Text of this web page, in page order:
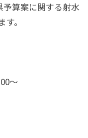
算案に関する射水
。
〜